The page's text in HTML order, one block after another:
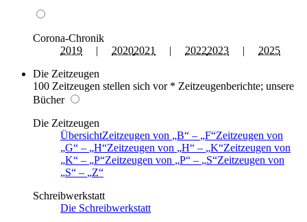
Corona-Chronik
2019 | 20202021 | 20222023 | 2025
Die Zeitzeugen
100 Zeitzeugen stellen sich vor * Zeitzeugenberichte; unsere
Bücher
Die Zeitzeugen
ÜbersichtZeitzeugen von B – F Zeitzeugen von
G
– H Zeitzeugen von H – K Zeitzeugen von
K
– P Zeitzeugen von P – S Zeitzeugen von
S
–
Z
Schreibwerkstatt
Die Schreibwerkstatt